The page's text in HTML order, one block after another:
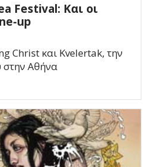
Festival: Και οι
up
Christ και Kvelertak, την
στην Αθήνα